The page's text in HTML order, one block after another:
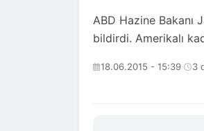
ABD Hazine Bakanı
bildirdi. Amerikalı
18.06.2015 - 15:39· 3